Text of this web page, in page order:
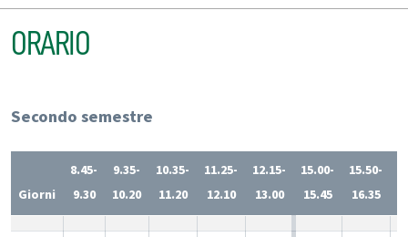
ORARIO
Secondo semestre
Giorni
8.45-
9.30
9.35-
10.20
10.35-
11.20
11.25-
12.10
12.15-
13.00
15.00-
15.45
15.50-
16.35